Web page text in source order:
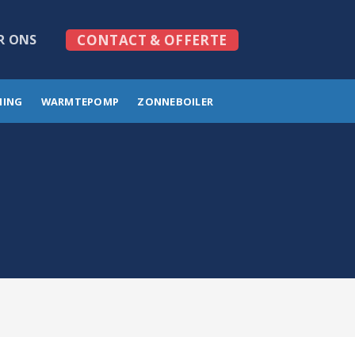
ONS CONTACT & OFFERTE
WARMTEPOMP ZONNEBOILER